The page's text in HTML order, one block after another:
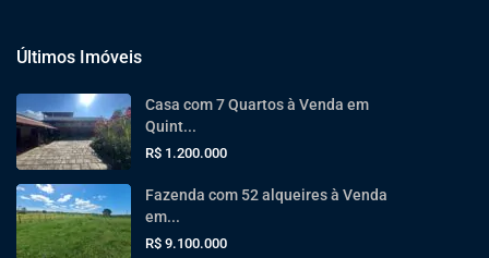
Últimos Imóveis
Casa com 7 Quartos à Venda em
Quint...
R$ 1.200.000
Fazenda com 52 alqueires à Venda
em...
R$ 9.100.000